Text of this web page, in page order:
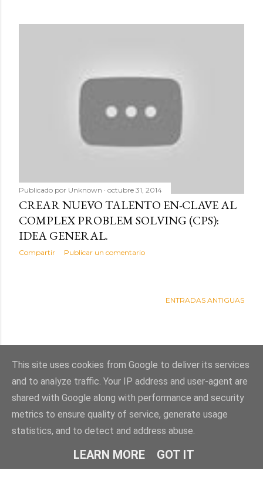
Publicado por Unknown octubre 31, 2014
CREAR NUEVO TALENTO EN-CLAVE AL
COMPLEX PROBLEM SOLVING (CPS):
IDEA GENERAL.
Compartir Publicar un comentario
ENTRADAS ANTIGUAS
Con la tecnología de Blogger
This site uses cookies from Google to deliver its services
and to analyze traffic. Your IP address and user-agent are
shared with Google along with performance and security
metrics to ensure quality of service, generate usage
statistics, and to detect and address abuse.
LEARN MORE GOT IT